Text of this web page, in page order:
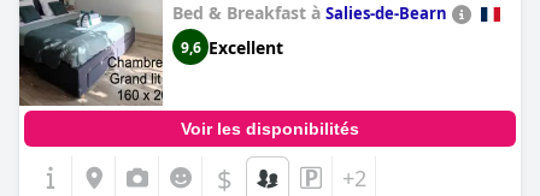
Bed & Breakfast à Salies-de-Bearn
9,6 Excellent
Voir les disponibilités
$ +2